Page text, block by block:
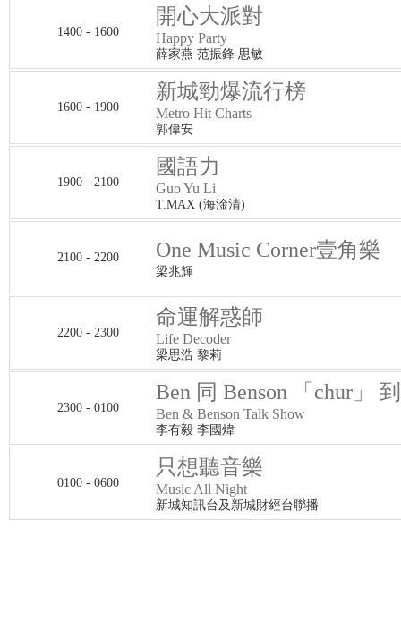
1400 - 1600
開心大派對
Happy Party
薛家燕 范振鋒 思敏
1600 - 1900
新城勁爆流行榜
Metro Hit Charts
郭偉安
1900 - 2100
國語力
Guo Yu Li
T.MAX (海淦清)
2100 - 2200 One Music Corner壹角樂
梁兆輝
2200 - 2300
命運解惑師
Life Decoder
梁思浩 黎莉
2300 - 0100
Ben 同 Benson 「chur」
Ben & Benson Talk Show
李有毅 李國煒
0100 - 0600
只想聽音樂
Music All Night
新城知訊台及新城財經台聯播